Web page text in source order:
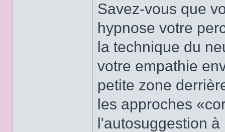
Savez-vous que
hypnose votre
la technique du
votre empathie
petite zone
les approches
l'autosuggestion